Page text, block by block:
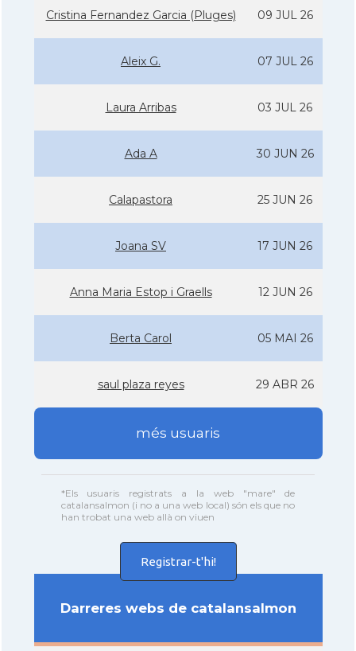
Cristina Fernandez Garcia (Pluges) 09 JUL 26
Aleix G. 07 JUL 26
Laura Arribas 03 JUL 26
Ada A 30 JUN 26
Calapastora 25 JUN 26
Joana SV 17 JUN 26
Anna Maria Estop i Graells 12 JUN 26
Berta Carol 05 MAI 26
saul plaza reyes 29 ABR 26
més usuaris
*Els usuaris registrats a la web "mare" de
catalansalmon (i no a una web local) són els que no
han trobat una web allà on viuen
Registrar-t'hi!
Darreres webs de catalansalmon